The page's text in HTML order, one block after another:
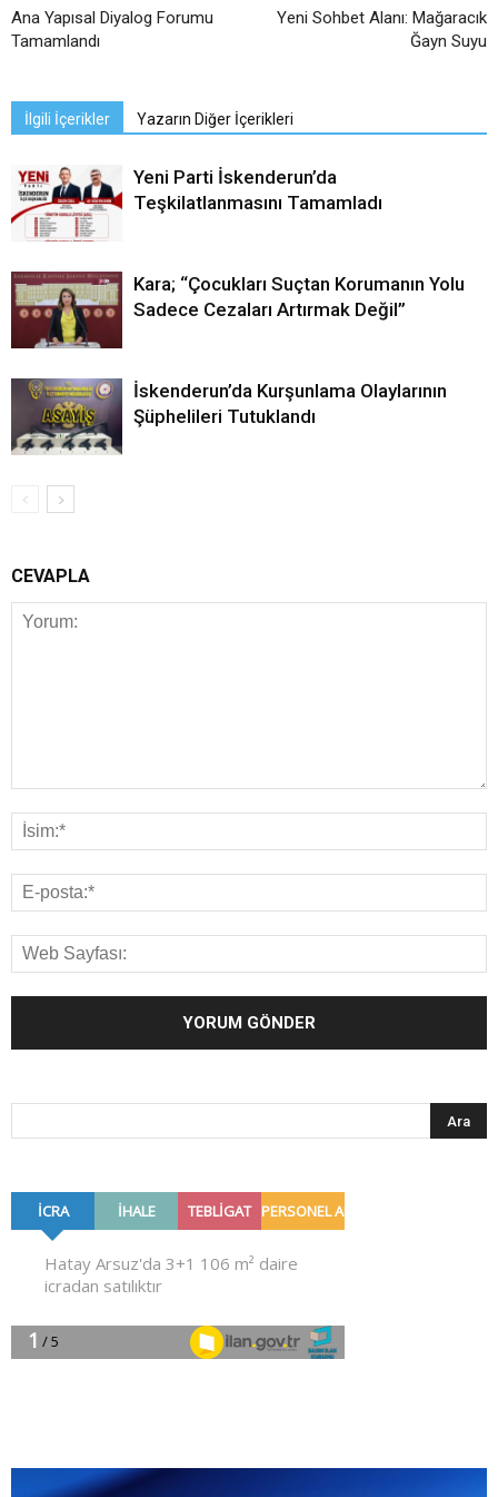
Ana Yapısal Diyalog Forumu
Tamamlandı
Yeni Sohbet Alanı: Mağaracık
Ğayn Suyu
İlgili İçerikler Yazarın Diğer İçerikleri
Yeni Parti İskenderun’da
Teşkilatlanmasını Tamamladı
Kara; “Çocukları Suçtan Korumanın Yolu
Sadece Cezaları Artırmak Değil”
İskenderun’da Kurşunlama Olaylarının
Şüphelileri Tutuklandı
CEVAPLA